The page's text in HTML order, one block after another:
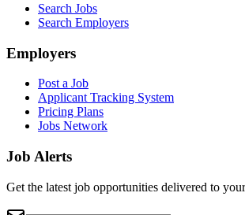
Search Jobs
Search Employers
Employers
Post a Job
Applicant Tracking System
Pricing Plans
Jobs Network
Job Alerts
Get the latest job opportunities delivered to